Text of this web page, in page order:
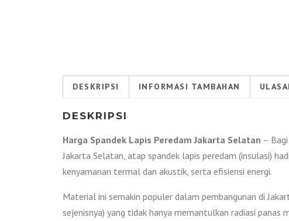
DESKRIPSI INFORMASI TAMBAHAN
DESKRIPSI
Harga Spandek Lapis Peredam Jakarta Selatan –
Jakarta Selatan, atap spandek lapis peredam (insulasi)
kenyamanan termal dan akustik, serta efisiensi energi.
Material ini semakin populer dalam pembangunan di
sejenisnya) yang tidak hanya memantulkan radiasi